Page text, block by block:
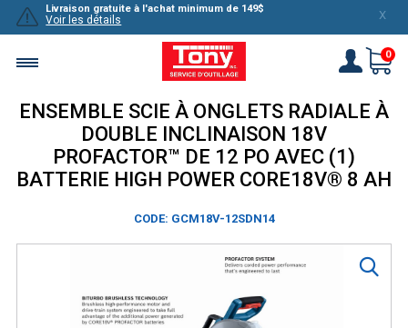
Livraison gratuite à l'achat minimum de 149$
Voir les détails X
0
ENSEMBLE SCIE À ONGLETS RADIALE À
DOUBLE INCLINAISON 18V
PROFACTOR™ DE 12 PO AVEC (1)
BATTERIE HIGH POWER CORE18V® 8 AH
CODE: GCM18V-12SDN14